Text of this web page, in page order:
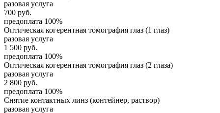
разовая услуга
700 руб.
предоплата 100%
Оптическая когерентная томография глаз (1 глаз)
разовая услуга
1 500 руб.
предоплата 100%
Оптическая когерентная томография глаз (2 глаза)
разовая услуга
2 800 руб.
предоплата 100%
Снятие контактных линз (контейнер, раствор)
разовая услуга